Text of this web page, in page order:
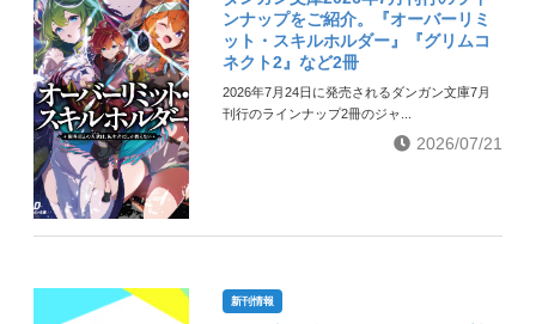
ンナップをご紹介。『オーバーリミ
ット・スキルホルダー』『グリムコ
ネクト2』など2冊
2026年7月24日に発売されるダンガン文庫7月
刊行のラインナップ2冊のジャ...
2026/07/21
新刊情報